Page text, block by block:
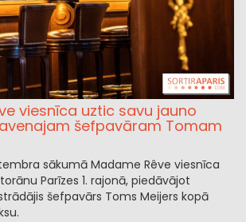
viesnīca uztic savu jauno
šefpavāram Tomam
sākumā Madame Rêve viesnīca
Parīzes 1. rajonā, piedāvājot
šefpavārs Toms Meijers kopā